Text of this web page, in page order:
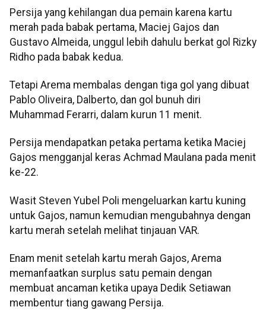
Persija yang kehilangan dua pemain karena kartu
merah pada babak pertama, Maciej Gajos dan
Gustavo Almeida, unggul lebih dahulu berkat gol Rizky
Ridho pada babak kedua.
Tetapi Arema membalas dengan tiga gol yang dibuat
Pablo Oliveira, Dalberto, dan gol bunuh diri
Muhammad Ferarri, dalam kurun 11 menit.
Persija mendapatkan petaka pertama ketika Maciej
Gajos mengganjal keras Achmad Maulana pada menit
ke-22.
Wasit Steven Yubel Poli mengeluarkan kartu kuning
untuk Gajos, namun kemudian mengubahnya dengan
kartu merah setelah melihat tinjauan VAR.
Enam menit setelah kartu merah Gajos, Arema
memanfaatkan surplus satu pemain dengan
membuat ancaman ketika upaya Dedik Setiawan
membentur tiang gawang Persija.